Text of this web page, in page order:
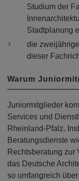
Studium der
Stadtplanung
die
dieser
Warum
Juniormitglieder
Services und
Rheinland-Pfalz.
Beratungsdienste
Rechtsberatung zur
das Deutsche
so umfangreich